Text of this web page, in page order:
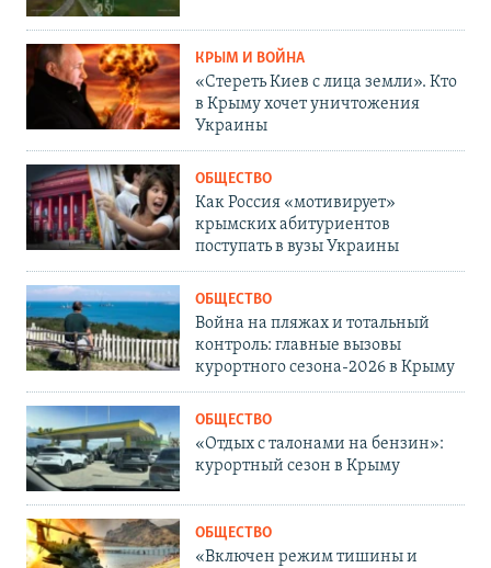
КРЫМ И ВОЙНА
«Стереть Киев с лица земли». Кто
в Крыму хочет уничтожения
Украины
ОБЩЕСТВО
Как Россия «мотивирует»
крымских абитуриентов
поступать в вузы Украины
ОБЩЕСТВО
Война на пляжах и тотальный
контроль: главные вызовы
курортного сезона-2026 в Крыму
ОБЩЕСТВО
«Отдых с талонами на бензин»:
курортный сезон в Крыму
ОБЩЕСТВО
«Включен режим тишины и